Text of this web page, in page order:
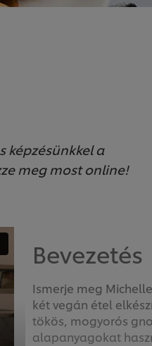
képzésünkkel a
meg most online!
Bevezetés
Ismerje meg
két vegán étel
tökös, mogyorós
alapanyagokat